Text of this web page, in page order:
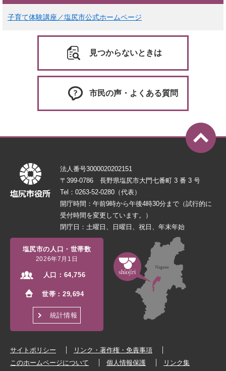
子育て体験講座／塩尻市公式ホームページ
見つからないときは
市民の声・よくある質問
法人番号3000020202151
〒399-0786 長野県塩尻市大門七番町 3 番 3 号
Tel：0263-52-0280（代表）
開庁時間：午前9時から午後4時30分まで（試行的に
受付時間を変更しています。）
閉庁日：土曜日、日曜日、祝日、年末年始
塩尻市の人口・世帯数
2026年7月1日
人口： 64,756
世帯：29,694
統計情報
サイトポリシー
リンク・著作権・免責事項
このホームページについて
個人情報保護 リンク集